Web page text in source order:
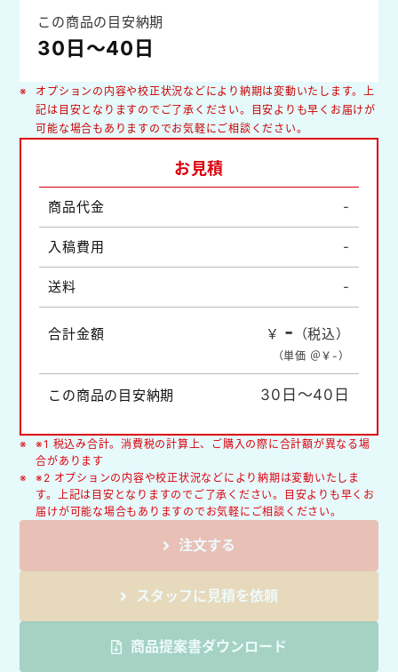
この商品の目安納期
30日～40日
オプションの内容や校正状況などにより納期は変動いたします。上
記は目安となりますのでご了承ください。目安よりも早くお届けが
可能な場合もありますのでお気軽にご相談ください。
お見積
商品代金 -
入稿費用 -
送料 -
合計金額 ￥ - （税込）
（単価 ＠￥-）
この商品の目安納期 30日～40日
※1 税込み合計。消費税の計算上、ご購入の際に合計額が異なる場
合があります
※2 オプションの内容や校正状況などにより納期は変動いたしま
す。上記は目安となりますのでご了承ください。目安よりも早くお
届けが可能な場合もありますのでお気軽にご相談ください。
注文する
スタッフに見積を依頼
商品提案書ダウンロード